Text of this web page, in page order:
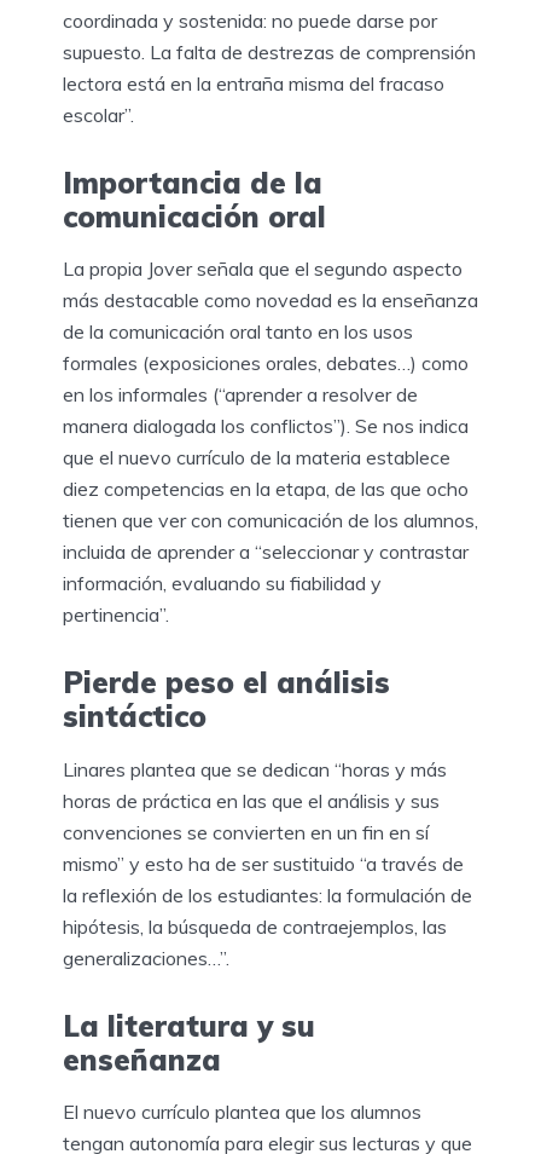
coordinada y sostenida: no puede darse por
supuesto. La falta de destrezas de comprensión
lectora está en la entraña misma del fracaso
escolar”.
Importancia de la
comunicación oral
La propia Jover señala que el segundo aspecto
más destacable como novedad es la enseñanza
de la comunicación oral tanto en los usos
formales (exposiciones orales, debates…) como
en los informales (“aprender a resolver de
manera dialogada los conflictos”). Se nos indica
que el nuevo currículo de la materia establece
diez competencias en la etapa, de las que ocho
tienen que ver con comunicación de los alumnos,
incluida de aprender a “seleccionar y contrastar
información, evaluando su fiabilidad y
pertinencia”.
Pierde peso el análisis
sintáctico
Linares plantea que se dedican “horas y más
horas de práctica en las que el análisis y sus
convenciones se convierten en un fin en sí
mismo” y esto ha de ser sustituido “a través de
la reflexión de los estudiantes: la formulación de
hipótesis, la búsqueda de contraejemplos, las
generalizaciones…”.
La literatura y su
enseñanza
El nuevo currículo plantea que los alumnos
tengan autonomía para elegir sus lecturas y que